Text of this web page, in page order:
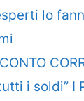
lo
i soldi” I